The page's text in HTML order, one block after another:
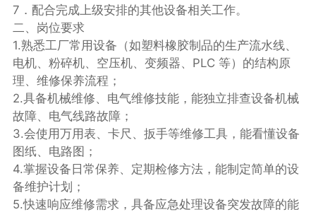
7．配合完成上级安排的其他设备相关工作。​
二、岗位要求
1.熟悉工厂常用设备（如塑料橡胶制品的生产流水线、
电机、粉碎机、空压机、变频器、PLC 等）的结构原
理、维修保养流程；​
2.具备机械维修、电气维修技能，能独立排查设备机械
故障、电气线路故障；​
3.会使用万用表、卡尺、扳手等维修工具，能看懂设备
图纸、电路图；​
4.掌握设备日常保养、定期检修方法，能制定简单的设
备维护计划；​
5.快速响应维修需求，具备应急处理设备突发故障的能